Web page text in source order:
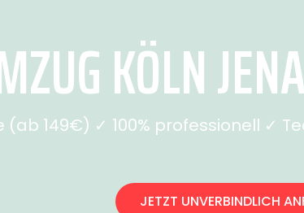
KÖLN
(ab 149€) ✓ 100% professionell ✓
JETZT UNVERBINDLICH